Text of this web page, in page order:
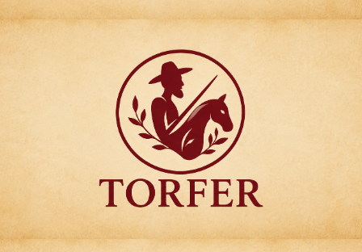
Articulos para
Regalo Torfer.